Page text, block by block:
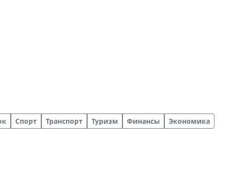
Спорт Транспорт Туризм Финансы
Экономика